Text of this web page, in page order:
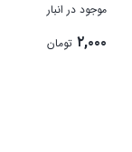
موجود در انبار
۲,۰۰۰ تومان